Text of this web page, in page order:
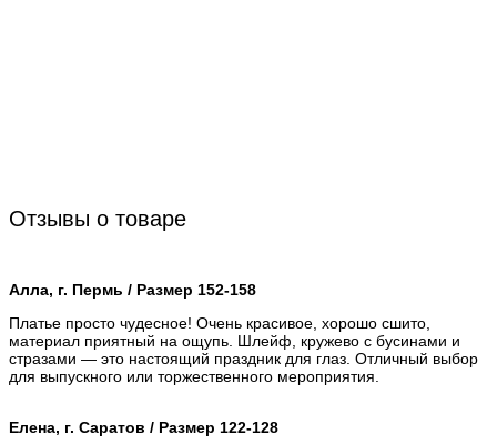
Отзывы о товаре
Алла, г. Пермь / Размер 152-158
Платье просто чудесное! Очень красивое, хорошо сшито,
материал приятный на ощупь. Шлейф, кружево с бусинами и
стразами — это настоящий праздник для глаз. Отличный выбор
для выпускного или торжественного мероприятия.
Елена, г. Саратов / Размер 122-128